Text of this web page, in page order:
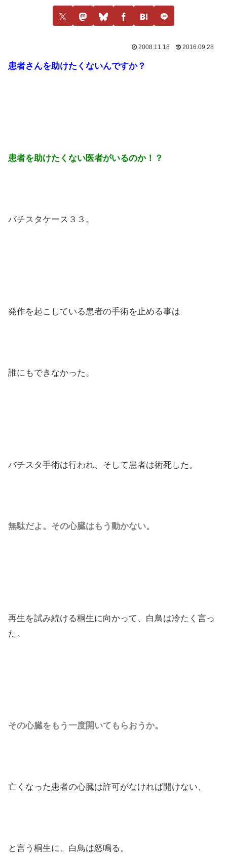
2008.11.18 2016.09.28
患者さんを助けたくないんですか？
患者を助けたくない医者がいるのか！？
バチスタケース３３。
発作を起こしている患者の手術を止める事は
誰にもできなかった。
バチスタ手術は行われ、そして患者は術死した。
無駄だよ。その心臓はもう動かない。
再生を試み続ける桐生に向かって、白鳥は冷たく言っ
た。
その心臓をもう一度開いてもらおうか。
亡くなった患者の心臓は許可がなければ開けない、
と言う桐生に、白鳥は怒鳴る。